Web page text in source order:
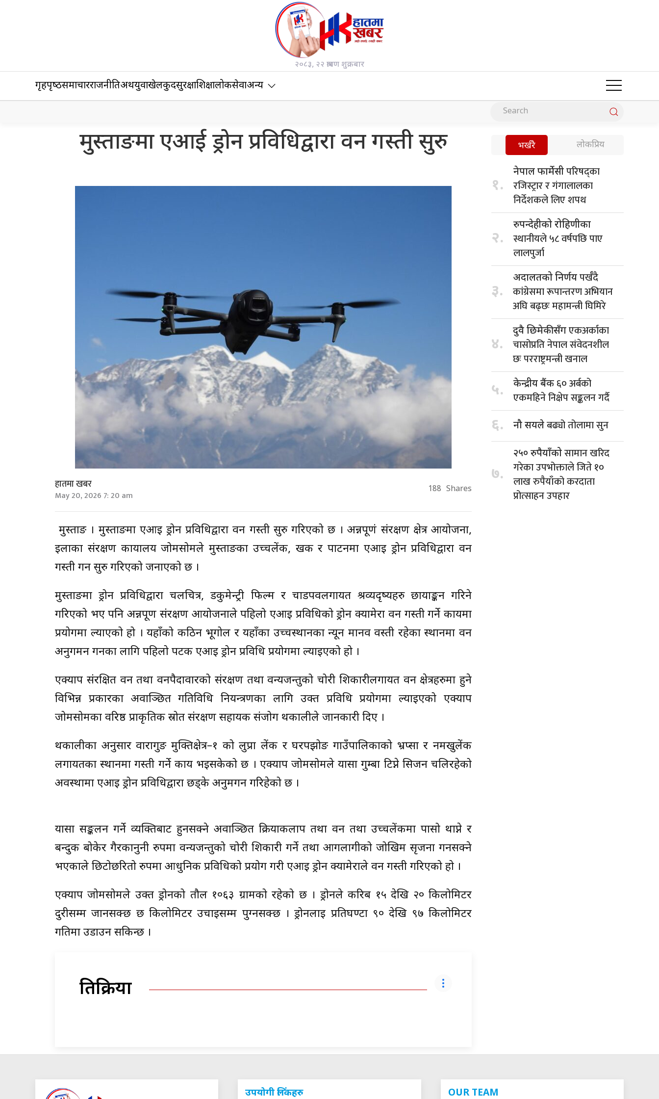
२०८३, २२ श्रावण शुक्रबार
गृहपृष्‍ठसमाचारराजनीतिअर्थयुवाखेलकुदसुरक्षाशिक्षालोकसेवाअन्य
मुस्ताङमा एआई ड्रोन प्रविधिद्वारा वन गस्ती सुरु
हातमा खबर
May 20, 2026 7: 20 am 188 Shares
मुस्ताङ । मुस्ताङमा एआई ड्रोन प्रविधिद्वारा वन गस्ती सुरु गरिएको छ । अन्नपूणं संरक्षण क्षेत्र आयोजना,
इलाका संरक्षण कार्यालय जोमसोमले मुस्ताङका उच्चलेंक, खर्क र पाटनमा एआई ड्रोन प्रविधिद्वारा वन
गस्ती गर्न सुरु गरिएको जनाएको छ ।
मुस्ताङमा ड्रोन प्रविधिद्वारा चलचित्र, डकुमेन्ट्री फिल्म र चाडपर्वलगायत श्रव्यदृष्यहरु छायाङ्कन गरिने
गरिएको भए पनि अन्नपूर्ण संरक्षण आयोजनाले पहिलो एआई प्रविधिको ड्रोन क्यामेरा वन गस्ती गर्ने कार्यमा
प्रयोगमा ल्याएको हो । यहाँको कठिन भूगोल र यहाँका उच्चस्थानका न्यून मानव वस्ती रहेका स्थानमा वन
अनुगमन गर्नका लागि पहिलो पटक एआई ड्रोन प्रविधि प्रयोगमा ल्याइएको हो ।
एक्याप संरक्षित वन तथा वनपैदावारको संरक्षण तथा वन्यजन्तुको चोरी शिकारीलगायत वन क्षेत्रहरुमा हुने
विभिन्न प्रकारका अवाञ्छित गतिविधि नियन्त्रणका लागि उक्त प्रविधि प्रयोगमा ल्याइएको एक्याप
जोमसोमका वरिष्ठ प्राकृतिक स्रोत संरक्षण सहायक संजोग थकालीले जानकारी दिए ।
थकालीका अनुसार वारागुङ मुक्तिक्षेत्र–१ को लुप्रा लेंक र घरपझोङ गाउँपालिकाको भ्रप्सा र नमखुलेंक
लगायतका स्थानमा गस्ती गर्ने कार्य भइसकेको छ । एक्याप जोमसोमले यार्सा गुम्बा टिप्ने सिजन चलिरहेको
अवस्थामा एआई ड्रोन प्रविधिद्वारा छड्के अनुमगन गरिहेको छ ।
यार्सा सङ्कलन गर्ने व्यक्तिबाट हुनसक्ने अवाञ्छित क्रियाकलाप तथा वन तथा उच्चलेंकमा पासो थाप्ने र
बन्दुक बोकेर गैरकानुनी रुपमा वन्यजन्तुको चोरी शिकारी गर्ने तथा आगलागीको जोखिम सृजना गर्नसक्ने
भएकाले छिटोछरितो रुपमा आधुनिक प्रविधिको प्रयोग गरी एआई ड्रोन क्यामेराले वन गस्ती गरिएको हो ।
एक्याप जोमसोमले उक्त ड्रोनको तौल १०६३ ग्रामको रहेको छ । ड्रोनले करिब १५ देखि २० किलोमिटर
दुरीसम्म जानसक्छ छ किलोमिटर उचाइसम्म पुग्नसक्छ । ड्रोनलाई प्रतिघण्टा ९० देखि ९७ किलोमिटर
गतिमा उडाउन सकिन्छ ।
प्रतिक्रिया
भर्खरै लोकप्रिय
१.
नेपाल फार्मेसीपरिषद्का
रजिस्ट्रार र गंगालालका
निर्देशकले लिए शपथ
२.
रुपन्देहीको रोहिणीका
स्थानीयले ५८ वर्षपछि पाए
लालपुर्जा
३.
अदालतको निर्णयपर्खँदै
कांग्रेसमा रूपान्तरण अभियान
अघि बढ्छः महामन्त्री घिमिरे
४.
दुवै छिमेकीसँगएकअर्काका
चासोप्रति नेपाल संवेदनशील
छः परराष्ट्रमन्त्री खनाल
५. केन्द्रीय बैंक ६० अर्बको
एकमहिने निक्षेप सङ्कलन गर्दै
६. नौ सयलेबढ्यो तोलामा सुन
७.
२५० रुपैयाँकोसामान खरिद
गरेका उपभोक्ताले जिते १०
लाख रुपैयाँको करदाता
प्रोत्साहन उपहार
उपयोगी लिंकहरु OUR TEAM